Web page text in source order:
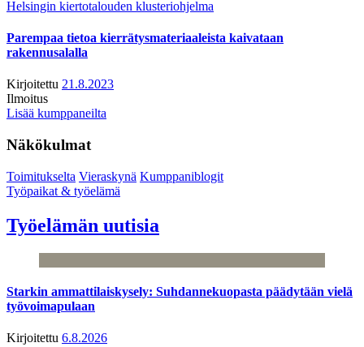
Helsingin kiertotalouden klusteriohjelma
Parempaa tietoa kierrätysmateriaaleista kaivataan
rakennusalalla
Kirjoitettu 21.8.2023
Ilmoitus
Lisää kumppaneilta
Näkökulmat
Toimitukselta Vieraskynä Kumppaniblogit
Työpaikat & työelämä
Työelämän uutisia
Starkin ammattilaiskysely: Suhdannekuopasta päädytään vielä
työvoimapulaan
Kirjoitettu 6.8.2026